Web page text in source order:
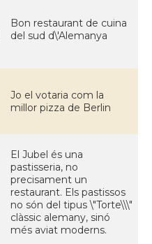
Bon restaurant de cuina
del sud d\'Alemanya
Jo el votaria com la
millor pizza de Berlin
El Jubel és una
pastisseria, no
precisament un
restaurant. Els pastissos
no són del tipus \"Torte\\\"
clàssic alemany, sinó
més aviat moderns.